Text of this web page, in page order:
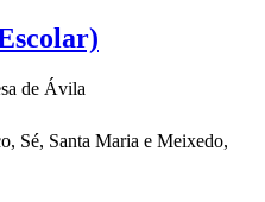
de Ávila
Sé, Santa Maria e Meixedo,